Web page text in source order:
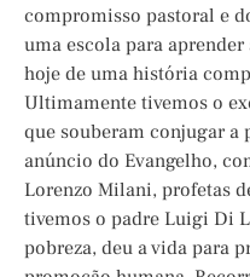
compromisso pastoral e
uma escola para
hoje de uma história
Ultimamente tivemos o
que souberam conjugar
anúncio do Evangelho,
Lorenzo Milani, profetas
tivemos o padre Luigi Di
pobreza, deu a vida para